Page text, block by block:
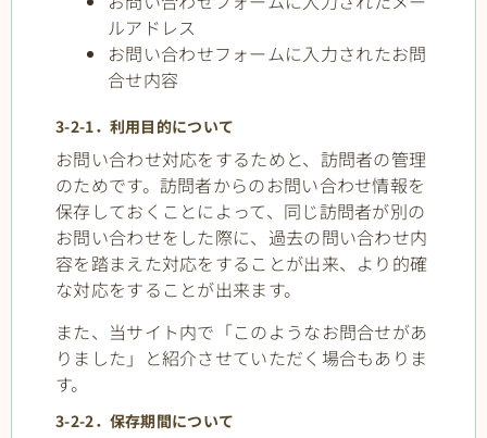
ルアドレス
お問い合わせフォームに入力されたお問
合せ内容
3-2-1．利用目的について
お問い合わせ対応をするためと、訪問者の管理
のためです。訪問者からのお問い合わせ情報を
保存しておくことによって、同じ訪問者が別の
お問い合わせをした際に、過去の問い合わせ内
容を踏まえた対応をすることが出来、より的確
な対応をすることが出来ます。
また、当サイト内で「このようなお問合せがあ
りました」と紹介させていただく場合もありま
す。
3-2-2．保存期間について